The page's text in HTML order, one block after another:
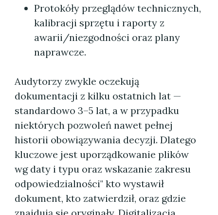
Protokóły przeglądów technicznych,
kalibracji sprzętu i raporty z
awarii/niezgodności oraz plany
naprawcze.
Audytorzy zwykle oczekują
dokumentacji z kilku ostatnich lat —
standardowo 3–5 lat, a w przypadku
niektórych pozwoleń nawet pełnej
historii obowiązywania decyzji. Dlatego
kluczowe jest uporządkowanie plików
wg daty i typu oraz wskazanie zakresu
odpowiedzialności" kto wystawił
dokument, kto zatwierdził, oraz gdzie